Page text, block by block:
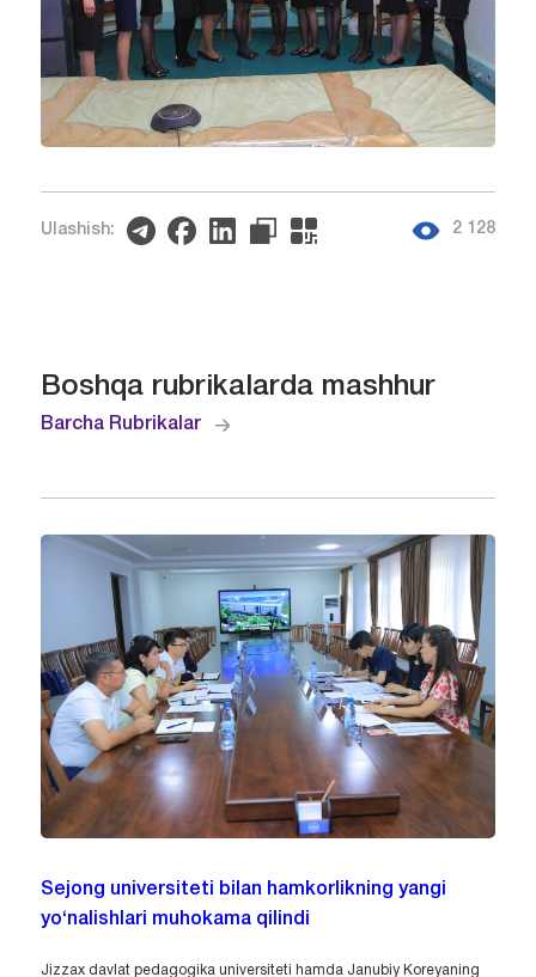
Ulashish: 2 128
Boshqa rubrikalarda mashhur
Barcha Rubrikalar
Sejong universiteti bilan hamkorlikning yangi
yo‘nalishlari muhokama qilindi
Jizzax davlat pedagogika universiteti hamda Janubiy Koreyaning